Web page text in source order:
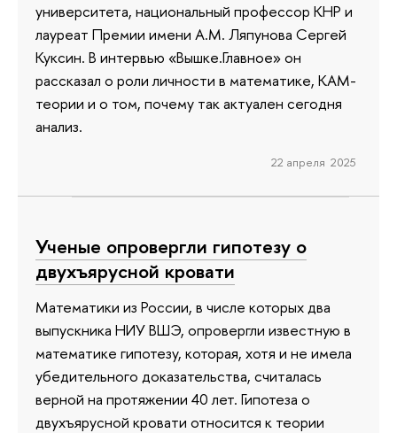
университета, национальный профессор КНР и
лауреат Премии имени А.М. Ляпунова Сергей
Куксин. В интервью «Вышке.Главное» он
рассказал о роли личности в математике, КАМ-
теории и о том, почему так актуален сегодня
анализ.
22 апреля 2025
Ученые опровергли гипотезу о
двухъярусной кровати
Математики из России, в числе которых два
выпускника НИУ ВШЭ, опровергли известную в
математике гипотезу, которая, хотя и не имела
убедительного доказательства, считалась
верной на протяжении 40 лет. Гипотеза о
двухъярусной кровати относится к теории